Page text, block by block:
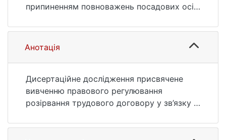
національний університет імені Тараса
Шевченка]. eKNUTSHIR.
https://ir.library.knu.ua/handle/123456789/64
припиненням повноважень посадових осіб
Право. Київ, 2017. 22 с. URL:
https://ir.library.knu.ua/handle/123456789/64
3 (дата звернення: 25.07.2026).
Анотація
Дисертаційне дослідження присвячене
вивченню правового регулювання
розірвання трудового договору у зв’язку з
У роботі здійснено загальноправовий